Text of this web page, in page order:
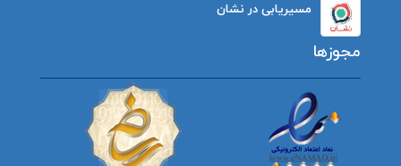
مسیریابی در نشان
مجوزها